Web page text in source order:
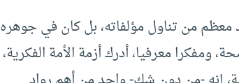
معظم من تناول مؤلفاته، بل كان في جوهره
معرفيا، أدرك أزمة الأمة الفكرية،